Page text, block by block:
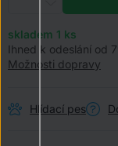
skladem 1 ks
Ihned k odeslání od
Možnosti dopravy
Hlídací pes